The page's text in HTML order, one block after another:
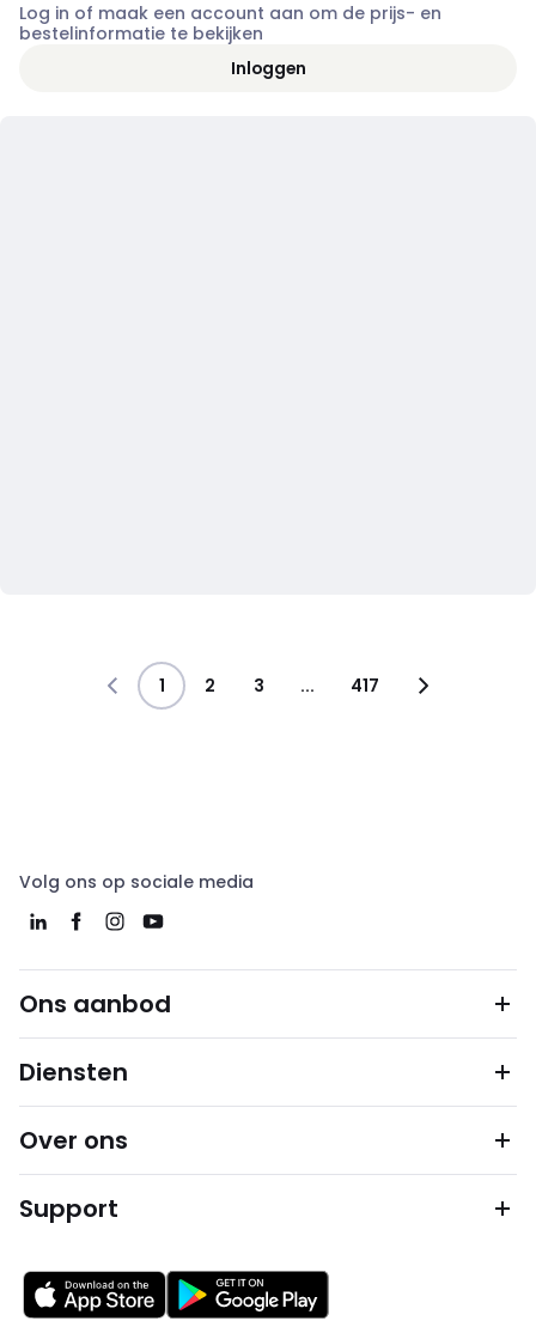
Log in of maak een account aan om de prijs- en
bestelinformatie te bekijken
Inloggen
1 2 3 ... 417
Volg ons op sociale media
Ons aanbod
Diensten
Over ons
Support